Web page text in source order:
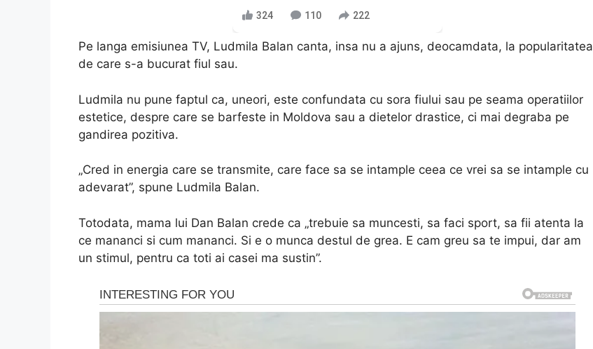
324 110 222
Pe langa emisiunea TV, Ludmila Balan canta, insa nu a ajuns, deocamdata, la popularitatea
de care s-a bucurat fiul sau.
Ludmila nu pune faptul ca, uneori, este confundata cu sora fiului sau pe seama operatiilor
estetice, despre care se barfeste in Moldova sau a dietelor drastice, ci mai degraba pe
gandirea pozitiva.
„Cred in energia care se transmite, care face sa se intample ceea ce vrei sa se intample cu
adevarat”, spune Ludmila Balan.
Totodata, mama lui Dan Balan crede ca „trebuie sa muncesti, sa faci sport, sa fii atenta la
ce mananci si cum mananci. Si e o munca destul de grea. E cam greu sa te impui, dar am
un stimul, pentru ca toti ai casei ma sustin”.